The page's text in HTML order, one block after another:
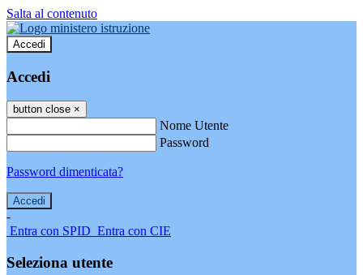
Salta al contenuto
Accedi
Accedi
button close ×
Nome Utente
Password
Password dimenticata?
-
Entra con SPID Entra con CIE
Seleziona utente